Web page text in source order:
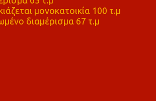
μονοκατοικία 100 τ.μ
διαμέρισμα 67 τ.μ